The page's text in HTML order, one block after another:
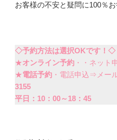
お客様の不安と疑問に100％お
◇予約方法は選択OKです！◇
★オンライン予約 ・・ネット
★電話予約 ・電話申込⇒メー
3155
平日：10：00～18：45